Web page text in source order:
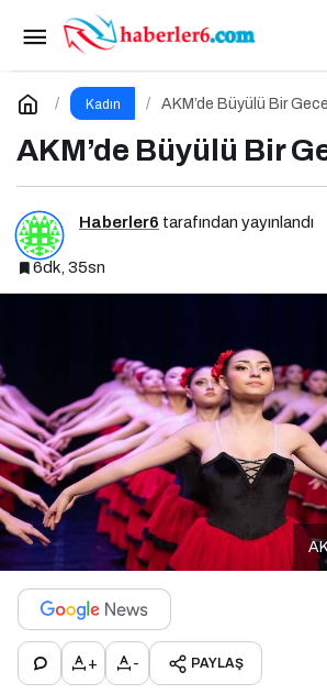
Kadın AKM’de Büyülü Bir Gece
AKM’de Büyülü Bir
Haberler6 tarafından yayınlandı
6dk, 35sn
+ - PAYLAŞ
Tarihi Hıdırlık Kulesi’nde
Gecesi: Cihan Nacar Defilesi
Yorum Yap